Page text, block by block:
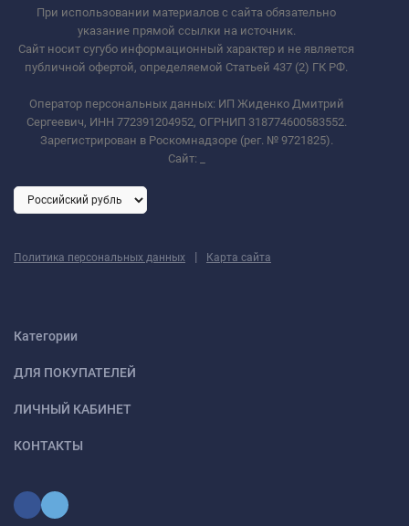
При использовании материалов с сайта обязательно
указание прямой ссылки на источник.
Сайт носит сугубо информационный характер и не является
публичной офертой, определяемой Статьей 437 (2) ГК РФ.
Оператор персональных данных: ИП Жиденко Дмитрий
Сергеевич, ИНН 772391204952, ОГРНИП 318774600583552.
Зарегистрирован в Роскомнадзоре (рег. № 9721825).
Сайт:
Политика персональных данных | Карта сайта
Категории
ДЛЯ ПОКУПАТЕЛЕЙ
ЛИЧНЫЙ КАБИНЕТ
КОНТАКТЫ